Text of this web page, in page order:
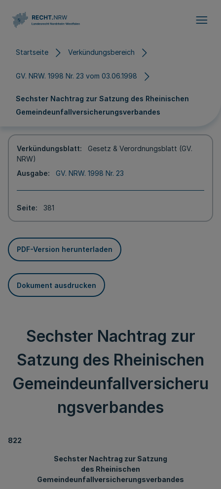
Startseite Verkündungsbereich
GV. NRW. 1998 Nr. 23 vom 03.06.1998
Sechster Nachtrag zur Satzung des Rheinischen
Gemeindeunfallversicherungsverbandes
Verkündungsblatt
Gesetz & Verordnungsblatt (GV.
NRW)
Ausgabe
GV. NRW. 1998 Nr. 23
Seite 381
PDF-Version herunterladen
Dokument ausdrucken
Sechster Nachtrag zur
Satzung des Rheinischen
Gemeindeunfallversicheru
ngsverbandes
822
Sechster Nachtrag zur Satzung
des Rheinischen
Gemeindeunfallversicherungsverbandes